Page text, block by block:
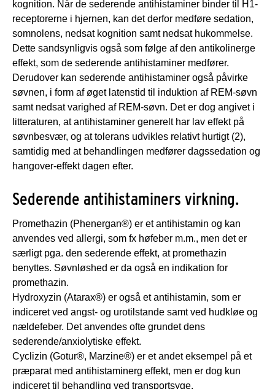
kognition. Når de sederende antihistaminer binder til H1-
receptorerne i hjernen, kan det derfor medføre sedation,
somnolens, nedsat kognition samt nedsat hukommelse.
Dette sandsynligvis også som følge af den antikolinerge
effekt, som de sederende antihistaminer medfører.
Derudover kan sederende antihistaminer også påvirke
søvnen, i form af øget latenstid til induktion af REM-søvn
samt nedsat varighed af REM-søvn. Det er dog angivet i
litteraturen, at antihistaminer generelt har lav effekt på
søvnbesvær, og at tolerans udvikles relativt hurtigt (2),
samtidig med at behandlingen medfører dagssedation og
hangover-effekt dagen efter.
Sederende antihistaminers virkning.
Promethazin (Phenergan®) er et antihistamin og kan
anvendes ved allergi, som fx høfeber m.m., men det er
særligt pga. den sederende effekt, at promethazin
benyttes. Søvnløshed er da også en indikation for
promethazin.
Hydroxyzin (Atarax®) er også et antihistamin, som er
indiceret ved angst- og urotilstande samt ved hudkløe og
nældefeber. Det anvendes ofte grundet dens
sederende/anxiolytiske effekt.
Cyclizin (Gotur®, Marzine®) er et andet eksempel på et
præparat med antihistaminerg effekt, men er dog kun
indiceret til behandling ved transportsyge.